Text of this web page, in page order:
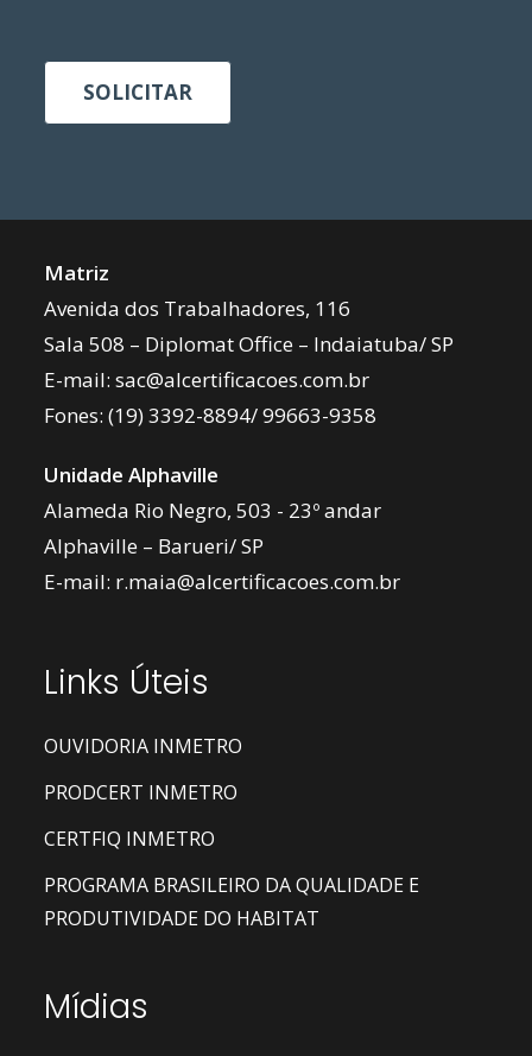
SOLICITAR
Matriz
Avenida dos Trabalhadores, 116
Sala 508 – Diplomat Office – Indaiatuba/ SP
E-mail:sac@alcertificacoes.com.br
Fones:(19) 3392-8894/99663-9358
Unidade Alphaville
Alameda Rio Negro, 503 - 23º andar
Alphaville – Barueri/ SP
E-mail: r.maia@alcertificacoes.com.br
Links Úteis
OUVIDORIA INMETRO
PRODCERT INMETRO
CERTFIQ INMETRO
PROGRAMA BRASILEIRO DA QUALIDADE E
PRODUTIVIDADE DO HABITAT
Mídias